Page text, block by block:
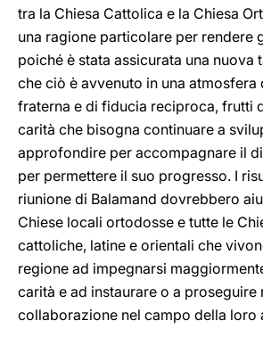
tra la Chiesa Cattolica e la Chiesa
una ragione particolare per rendere
poiché è stata assicurata una nuova
che ciò è avvenuto in una
fraterna e di fiducia reciproca, frutti
carità che bisogna continuare a
approfondire per accompagnare il
per permettere il suo progresso. I
riunione di Balamand dovrebbero
Chiese locali ortodosse e tutte le
cattoliche, latine e orientali che
regione ad impegnarsi
carità e ad instaurare o a proseguire
collaborazione nel campo della loro